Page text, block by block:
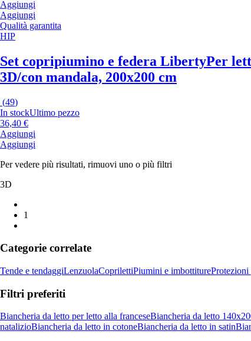
Aggiungi
Aggiungi
Qualità garantita
HIP
Set copripiumino e federa LibertyPer
3D/con mandala, 200x200 cm
(49)
In stockUltimo pezzo
36,40 €
Aggiungi
Aggiungi
Per vedere più risultati, rimuovi uno o più filtri
3D
1
Categorie correlate
Tende e tendaggiLenzuolaCoprilettiPiumini e imbottitureProtezioni
Filtri preferiti
Biancheria da letto per letto alla franceseBiancheria da letto
natalizioBiancheria da letto in cotoneBiancheria da letto in satin